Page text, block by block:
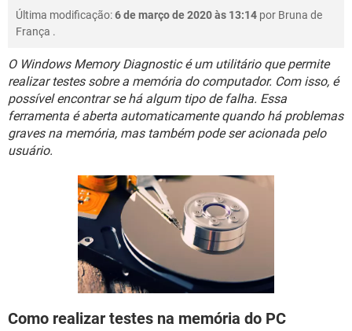
GUIA DE COMPRAS
OUTLOOK
INSTAGRAM
GUIA DE COMPRAS
CELULAR FACEBOOK
GUIA DE COMPRAS
JOGOS
CELULAR FACEBOOK
OUTLOOK EXCEL
INSTAGRAM GMAIL
GUIA DE COMPRAS
Última modificação:6 de março de 2020 às 13:14 por Bruna de
França .
O Windows Memory Diagnostic é um utilitário que permite
realizar testes sobre a memória do computador. Com isso, é
possível encontrar se há algum tipo de falha. Essa
ferramenta é aberta automaticamente quando há problemas
graves na memória, mas também pode ser acionada pelo
usuário.
Como realizar testes na memória do PC